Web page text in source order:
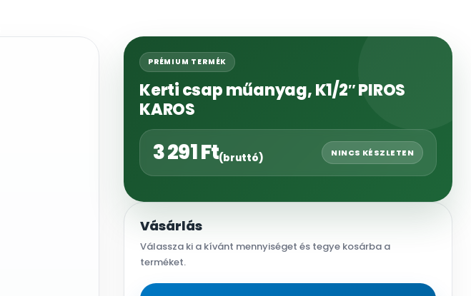
PRÉMIUM TERMÉK
Kerti csap műanyag, K1/2″ PIROS
KAROS
3 291Ft(bruttó) NINCS KÉSZLETEN
Vásárlás
Válassza ki a kívánt mennyiséget és tegye kosárba a
terméket.